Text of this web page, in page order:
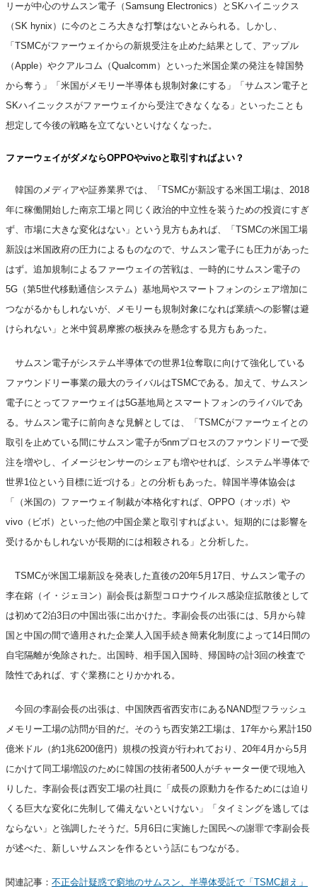
リーが中心のサムスン電子（Samsung Electronics）とSKハイニックス
（SK hynix）に今のところ大きな打撃はないとみられる。しかし、
「TSMCがファーウェイからの新規受注を止めた結果として、アップル
（Apple）やクアルコム（Qualcomm）といった米国企業の発注を韓国勢
から奪う」「米国がメモリー半導体も規制対象にする」「サムスン電子と
SKハイニックスがファーウェイから受注できなくなる」といったことも
想定して今後の戦略を立てないといけなくなった。
ファーウェイがダメならOPPOやvivoと取引すればよい？
韓国のメディアや証券業界では、「TSMCが新設する米国工場は、2018
年に稼働開始した南京工場と同じく政治的中立性を装うための投資にすぎ
ず、市場に大きな変化はない」という見方もあれば、「TSMCの米国工場
新設は米国政府の圧力によるものなので、サムスン電子にも圧力があった
はず。追加規制によるファーウェイの苦戦は、一時的にサムスン電子の
5G（第5世代移動通信システム）基地局やスマートフォンのシェア増加に
つながるかもしれないが、メモリーも規制対象になれば業績への影響は避
けられない」と米中貿易摩擦の板挟みを懸念する見方もあった。
サムスン電子がシステム半導体での世界1位奪取に向けて強化している
ファウンドリー事業の最大のライバルはTSMCである。加えて、サムスン
電子にとってファーウェイは5G基地局とスマートフォンのライバルであ
る。サムスン電子に前向きな見解としては、「TSMCがファーウェイとの
取引を止めている間にサムスン電子が5nmプロセスのファウンドリーで受
注を増やし、イメージセンサーのシェアも増やせれば、システム半導体で
世界1位という目標に近づける」との分析もあった。韓国半導体協会は
「（米国の）ファーウェイ制裁が本格化すれば、OPPO（オッポ）や
vivo（ビボ）といった他の中国企業と取引すればよい。短期的には影響を
受けるかもしれないが長期的には相殺される」と分析した。
TSMCが米国工場新設を発表した直後の20年5月17日、サムスン電子の
李在鎔（イ・ジェヨン）副会長は新型コロナウイルス感染症拡散後として
は初めて2泊3日の中国出張に出かけた。李副会長の出張には、5月から韓
国と中国の間で適用された企業人入国手続き簡素化制度によって14日間の
自宅隔離が免除された。出国時、相手国入国時、帰国時の計3回の検査で
陰性であれば、すぐ業務にとりかかれる。
今回の李副会長の出張は、中国陝西省西安市にあるNAND型フラッシュ
メモリー工場の訪問が目的だ。そのうち西安第2工場は、17年から累計150
億米ドル（約1兆6200億円）規模の投資が行われており、20年4月から5月
にかけて同工場増設のために韓国の技術者500人がチャーター便で現地入
りした。李副会長は西安工場の社員に「成長の原動力を作るためには迫り
くる巨大な変化に先制して備えないといけない」「タイミングを逃しては
ならない」と強調したそうだ。5月6日に実施した国民への謝罪で李副会長
が述べた、新しいサムスンを作るという話にもつながる。
関連記事： 不正会計疑惑で窮地のサムスン、半導体受託で「TSMC超え」